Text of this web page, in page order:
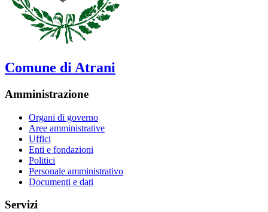
Comune di Atrani
Amministrazione
Organi di governo
Aree amministrative
Uffici
Enti e fondazioni
Politici
Personale amministrativo
Documenti e dati
Servizi